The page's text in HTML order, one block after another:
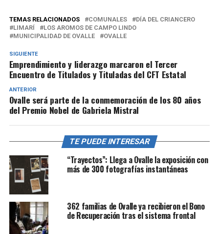
TEMAS RELACIONADOS COMUNALES
DÍA DEL CRIANCERO
LIMARÍ
LOS AROMOS DE CAMPO LINDO
MUNICIPALIDAD DE OVALLE
OVALLE
SIGUIENTE
Emprendimiento y liderazgo marcaron el Tercer
Encuentro de Titulados y Tituladas del CFT Estatal
ANTERIOR
Ovalle será parte de la conmemoración de los 80 años
del Premio Nobel de Gabriela Mistral
TE PUEDE INTERESAR
“Trayectos”: Llega a Ovalle la exposición con
más de 300 fotografías instantáneas
362 familias de Ovalle ya recibieron el Bono
de Recuperación tras el sistema frontal